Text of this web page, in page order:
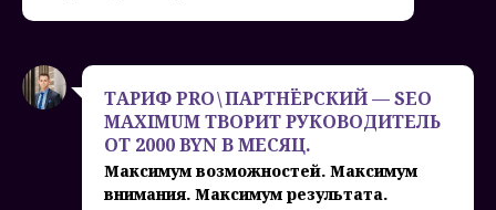
ТАРИФ PRO \ ПАРТНЁРСКИЙ — SEO
MAXIMUM ТВОРИТ РУКОВОДИТЕЛЬ
ОТ 2000 BYN В МЕСЯЦ.
Максимум возможностей. Максимум
внимания. Максимум результата.